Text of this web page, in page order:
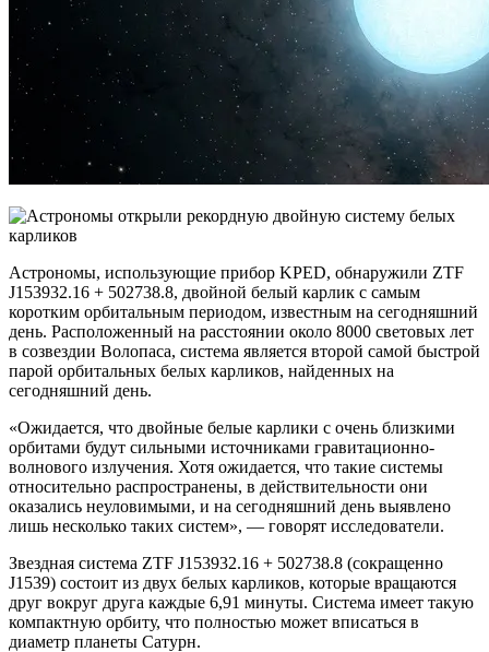
Астрономы, использующие прибор KPED, обнаружили ZTF
J153932.16 + 502738.8, двойной белый карлик с самым
коротким орбитальным периодом, известным на сегодняшний
день. Расположенный на расстоянии около 8000 световых лет
в созвездии Волопаса, система является второй самой быстрой
парой орбитальных белых карликов, найденных на
сегодняшний день.
«Ожидается, что двойные белые карлики с очень близкими
орбитами будут сильными источниками гравитационно-
волнового излучения. Хотя ожидается, что такие системы
относительно распространены, в действительности они
оказались неуловимыми, и на сегодняшний день выявлено
лишь несколько таких систем», — говорят исследователи.
Звездная система ZTF J153932.16 + 502738.8 (сокращенно
J1539) состоит из двух белых карликов, которые вращаются
друг вокруг друга каждые 6,91 минуты. Система имеет такую ​​
компактную орбиту, что полностью может вписаться в
диаметр планеты Сатурн.